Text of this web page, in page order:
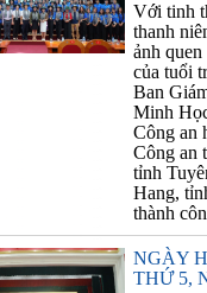
Với tinh
thanh
ảnh
của tuổi
Ban
Minh
Công an
Công an
tỉnh
Hang,
thành
NGÀY
THỨ 5,